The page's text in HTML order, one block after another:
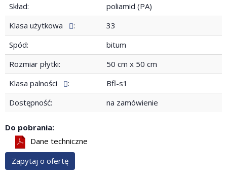
Skład:
poliamid (PA)
Klasa użytkowa
:
33
Spód:
bitum
Rozmiar płytki:
50 cm x 50 cm
Klasa palności
:
Bfl-s1
Dostępność:
na zamówienie
Do pobrania:
Dane techniczne
Zapytaj o ofertę